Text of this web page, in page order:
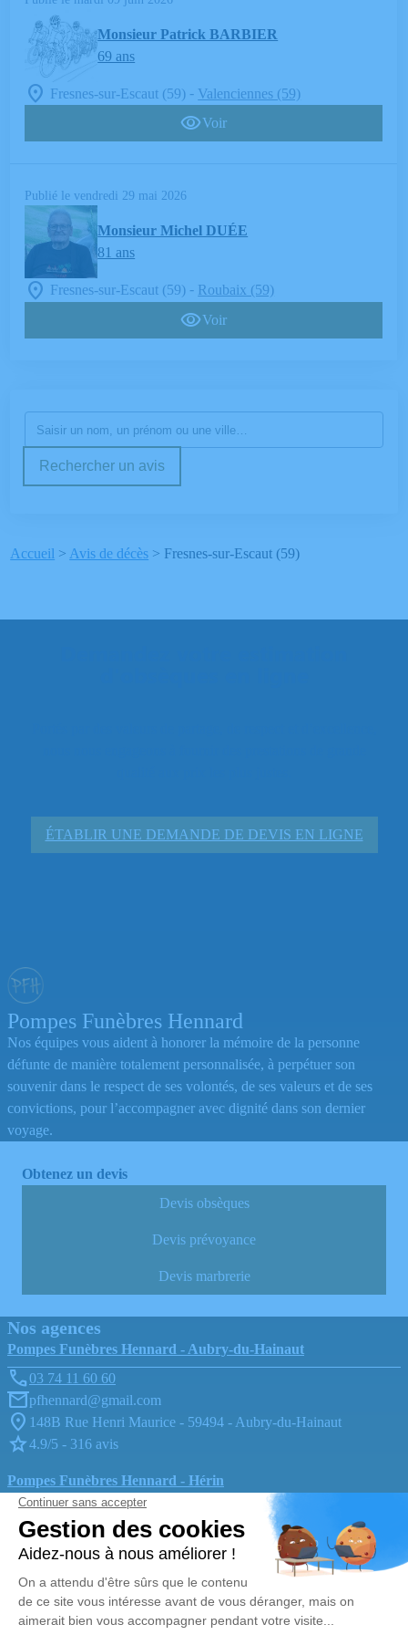
Monsieur Patrick BARBIER
69 ans
Fresnes-sur-Escaut (59) - Valenciennes (59)
Voir
Publié le vendredi 29 mai 2026
Monsieur Michel DUÉE
81 ans
Fresnes-sur-Escaut (59) - Roubaix (59)
Voir
Rechercher un avis
Accueil > Avis de décès > Fresnes-sur-Escaut (59)
ÉTABLIR UNE DEMANDE DE DEVIS EN LIGNE
Pompes Funèbres Hennard
Nos équipes vous aident à honorer la mémoire de la personne
défunte de manière totalement personnalisée, à perpétuer son
souvenir dans le respect de ses volontés, de ses valeurs et de ses
convictions, pour l’accompagner avec dignité dans son dernier
voyage.
Obtenez un devis
Devis obsèques
Devis prévoyance
Devis marbrerie
Nos agences
Pompes Funèbres Hennard - Aubry-du-Hainaut
03 74 11 60 60
pfhennard@gmail.com
148B Rue Henri Maurice - 59494 - Aubry-du-Hainaut
4.9/5 - 316 avis
Pompes Funèbres Hennard - Hérin
03 74 11 70 56
pfhennard@gmail.com
42, Rue Jean-Jacques Rousseau - 59195 - Hérin
4.9/5 - 290 avis
Nos Services
Organiser des obsèques
Liens utiles
Avis de décès